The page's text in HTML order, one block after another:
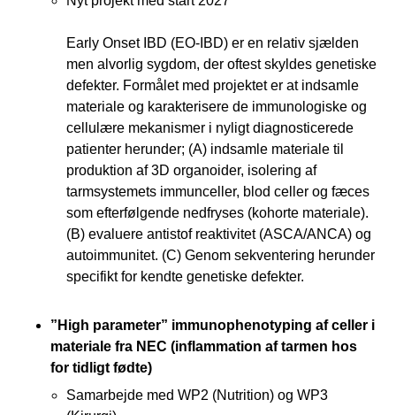
Early Onset IBD (EO-IBD) er en relativ sjælden
men alvorlig sygdom, der oftest skyldes genetiske
defekter. Formålet med projektet er at indsamle
materiale og karakterisere de immunologiske og
cellulære mekanismer i nyligt diagnosticerede
patienter herunder; (A) indsamle materiale til
produktion af 3D organoider, isolering af
tarmsystemets immunceller, blod celler og fæces
som efterfølgende nedfryses (kohorte materiale).
(B) evaluere antistof reaktivitet (ASCA/ANCA) og
autoimmunitet. (C) Genom sekventering herunder
specifikt for kendte genetiske defekter.
”High parameter” immunophenotyping af celler i
materiale fra NEC (inflammation af tarmen hos
for tidligt fødte)
Samarbejde med WP2 (Nutrition) og WP3